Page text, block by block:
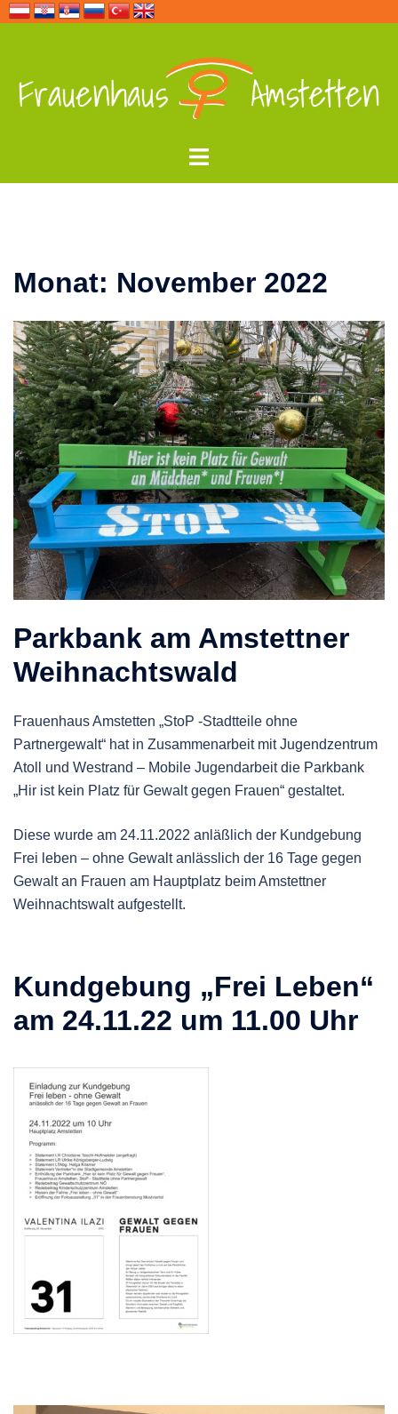
springen
Menü
Monat: November 2022
Parkbank am Amstettner
Weihnachtswald
Frauenhaus Amstetten „StoP -Stadtteile ohne
Partnergewalt“ hat in Zusammenarbeit mit Jugendzentrum
Atoll und Westrand – Mobile Jugendarbeit die Parkbank
„Hir ist kein Platz für Gewalt gegen Frauen“ gestaltet.
Diese wurde am 24.11.2022 anläßlich der Kundgebung
Frei leben – ohne Gewalt anlässlich der 16 Tage gegen
Gewalt an Frauen am Hauptplatz beim Amstettner
Weihnachtswalt aufgestellt.
Kundgebung „Frei Leben“
am 24.11.22 um 11.00 Uhr